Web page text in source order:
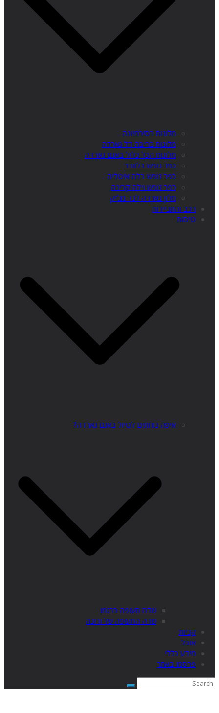
מלונות בסירמיונה
מלונות בריבה דל גארדה
מלונות הכל כלול באגם גארדה
כפר נופש בלוודר
כפר נופש בלה איטליה
כפר נופש וילה קרינה
מלון גארדה לנד מג’יק
רכב והתניידות
טיסות
איפה נוחתים לטיול באגם גארדה?
שדה תעופה ברגמו
שדה התעופה של ורונה
קניות
אוכל
מידע כללי
פרסמו באתר